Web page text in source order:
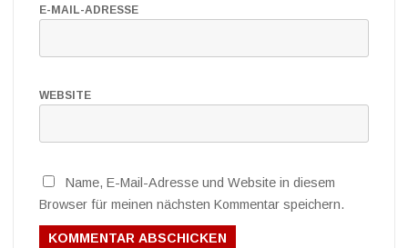
E-MAIL-ADRESSE
WEBSITE
Name, E-Mail-Adresse und Website in diesem
Browser für meinen nächsten Kommentar speichern.